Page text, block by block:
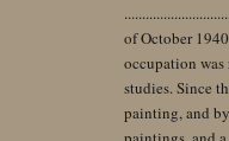
of October
occupation was
studies. Since
painting, and